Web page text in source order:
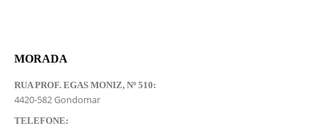
MORADA
RUA PROF. EGAS MONIZ, Nº 510:
4420-582 Gondomar
TELEFONE: